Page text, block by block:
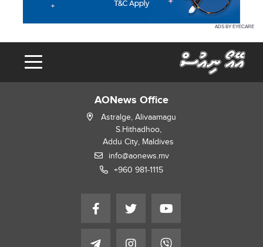
ADS BY EYECARE
AONews Office
Astralge, Alivaamagu
S.Hithadhoo,
Addu City, Maldives
info@aonews.mv
+960 981-1115